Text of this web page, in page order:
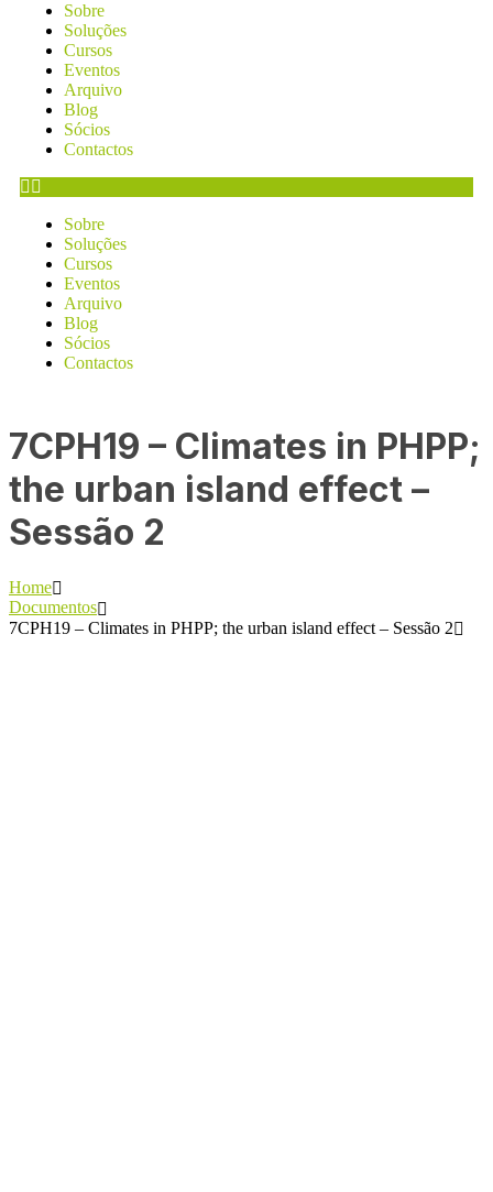
Sobre
Soluções
Cursos
Eventos
Arquivo
Blog
Sócios
Contactos
Sobre
Soluções
Cursos
Eventos
Arquivo
Blog
Sócios
Contactos
7CPH19 – Climates in PHPP;
the urban island effect –
Sessão 2
Home
Documentos
7CPH19 – Climates in PHPP; the urban island effect – Sessão 2